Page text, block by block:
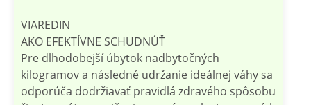
VIAREDIN
AKO EFEKTÍVNE SCHUDNÚŤ
Pre dlhodobejší úbytok nadbytočných
kilogramov a následné udržanie ideálnej váhy sa
odporúča dodržiavať pravidlá zdravého spôsobu